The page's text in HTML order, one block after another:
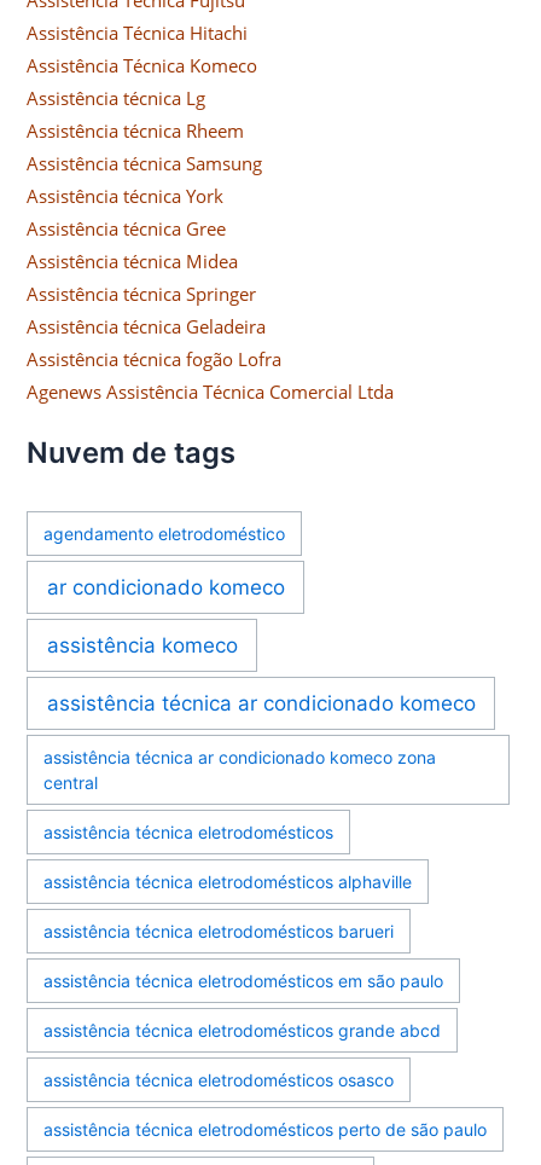
Assistência Técnica Hitachi
Assistência Técnica Komeco
Assistência técnica Lg
Assistência técnica Rheem
Assistência técnica Samsung
Assistência técnica York
Assistência técnica Gree
Assistência técnica Midea
Assistência técnica Springer
Assistência técnica Geladeira
Assistência técnica fogão Lofra
Agenews Assistência Técnica Comercial Ltda
Nuvem de tags
agendamento eletrodoméstico
ar condicionado komeco
assistência komeco
assistência técnica ar condicionado komeco
assistência técnica ar condicionado komeco zona
central
assistência técnica eletrodomésticos
assistência técnica eletrodomésticos alphaville
assistência técnica eletrodomésticos barueri
assistência técnica eletrodomésticos em são paulo
assistência técnica eletrodomésticos grande abcd
assistência técnica eletrodomésticos osasco
assistência técnica eletrodomésticos perto de são paulo